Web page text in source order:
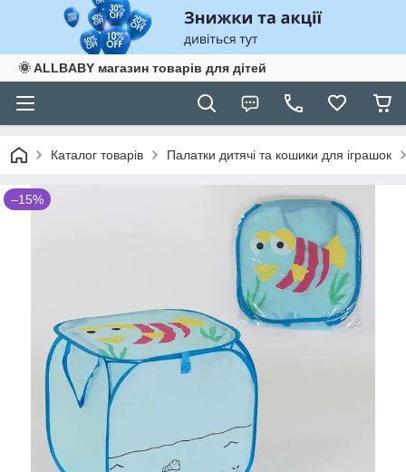
🌞 ALLBABY магазин товарів для дітей
Каталог товарів Палатки дитячі та кошики для іграшок
–15%